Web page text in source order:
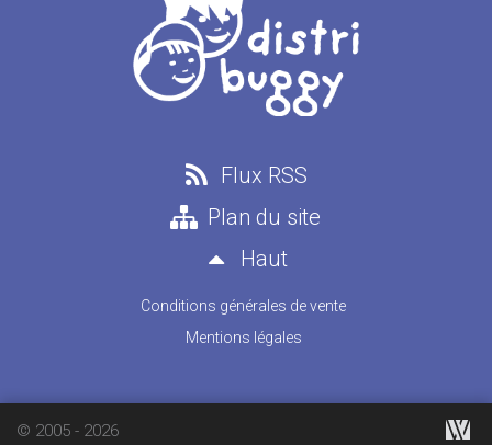
Flux RSS
Plan du site
Haut
Conditions générales de vente
Mentions légales
© 2005 - 2026